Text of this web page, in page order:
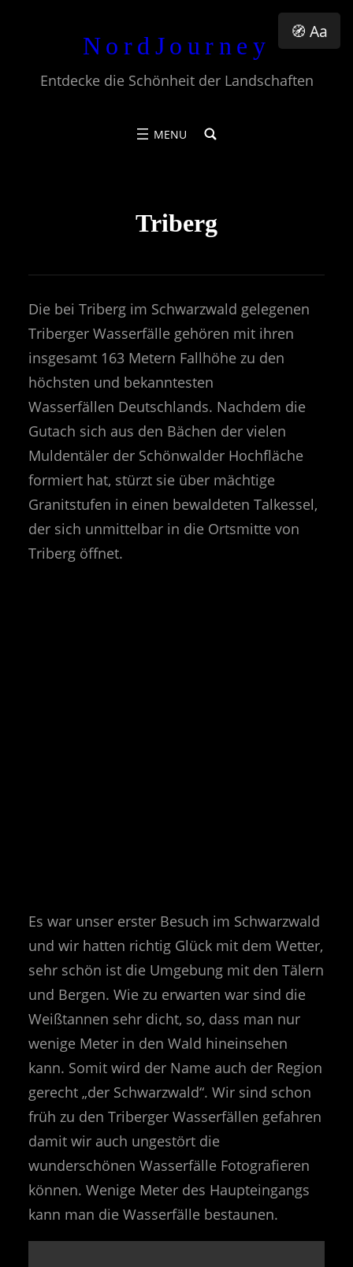
NordJourney
Entdecke die Schönheit der Landschaften
Triberg
Die bei Triberg im Schwarzwald gelegenen
Triberger Wasserfälle gehören mit ihren
insgesamt 163 Metern Fallhöhe zu den
höchsten und bekanntesten
Wasserfällen Deutschlands. Nachdem die
Gutach sich aus den Bächen der vielen
Muldentäler der Schönwalder Hochfläche
formiert hat, stürzt sie über mächtige
Granitstufen in einen bewaldeten Talkessel,
der sich unmittelbar in die Ortsmitte von
Triberg öffnet.
Es war unser erster Besuch im Schwarzwald
und wir hatten richtig Glück mit dem Wetter,
sehr schön ist die Umgebung mit den Tälern
und Bergen. Wie zu erwarten war sind die
Weißtannen sehr dicht, so, dass man nur
wenige Meter in den Wald hineinsehen
kann. Somit wird der Name auch der Region
gerecht „der Schwarzwald“. Wir sind schon
früh zu den Triberger Wasserfällen gefahren
damit wir auch ungestört die
wunderschönen Wasserfälle Fotografieren
können. Wenige Meter des Haupteingangs
kann man die Wasserfälle bestaunen.
🧭 Aa